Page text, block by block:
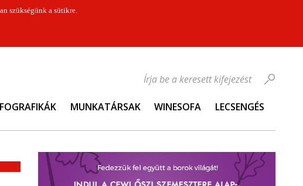
szükségünk a sütikre.
MUNKATÁRSAK WINESOFA LECSENGÉS
Írja be a keresett kifejezést